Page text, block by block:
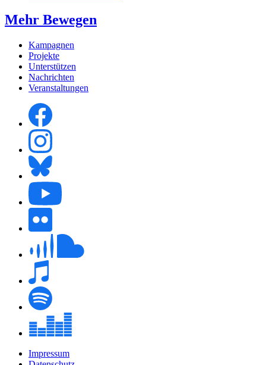
Mehr Bewegen
Kampagnen
Projekte
Unterstützen
Nachrichten
Veranstaltungen
Impressum